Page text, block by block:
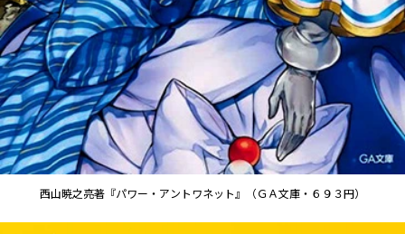
西山暁之亮著『パワー・アントワネット』（ＧＡ文庫・６９３円）